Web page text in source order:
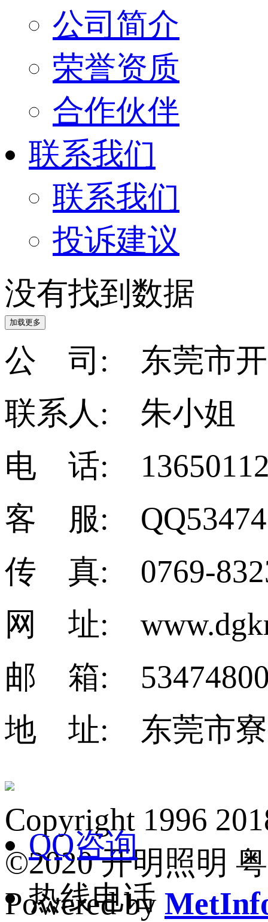
公司简介
荣誉资质
合作伙伴
联系我们
联系我们
投诉建议
没有找到数据
加载更多
公 司: 东莞市开
联系人: 朱小姐
电 话:
客 服:
传 真: 0769-
网 址:
邮 箱:
地 址: 东莞市寮
Copyright 1996
©2020 开明照明
Powered by
QQ咨询
热线电话